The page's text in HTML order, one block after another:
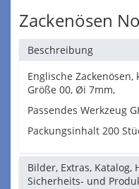
Zackenösen
Beschreibung
Englische
Größe 00, Øi 7mm,
Passendes Werkzeug
Packungsinhalt 200
Bilder, Extras,
Sicherheits- und